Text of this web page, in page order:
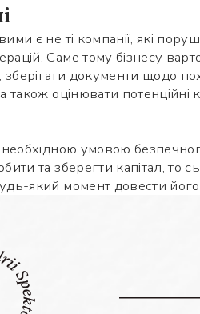
є не ті компанії, які
Саме тому бізнесу
документи щодо
оцінювати потенційні
умовою
та зберегти капітал, то
який момент довести
поля